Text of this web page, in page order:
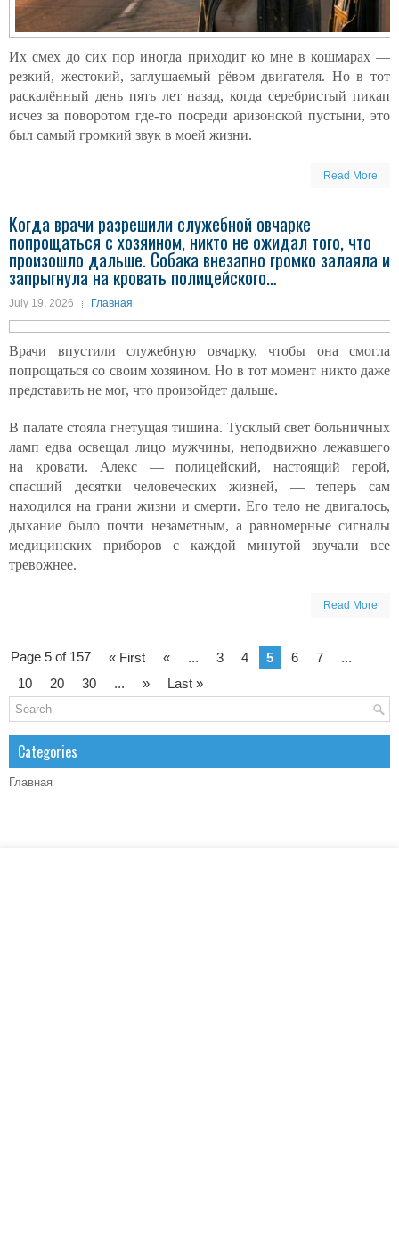
Их смех до сих пор иногда приходит ко мне в кошмарах —
резкий, жестокий, заглушаемый рёвом двигателя. Но в тот
раскалённый день пять лет назад, когда серебристый пикап
исчез за поворотом где-то посреди аризонской пустыни, это
был самый громкий звук в моей жизни.
Read More
Когда врачи разрешили служебной овчарке
попрощаться с хозяином, никто не ожидал того, что
произошло дальше. Собака внезапно громко залаяла и
запрыгнула на кровать полицейского…
July 19, 2026 Главная
Врачи впустили служебную овчарку, чтобы она смогла
попрощаться со своим хозяином. Но в тот момент никто даже
представить не мог, что произойдет дальше.
В палате стояла гнетущая тишина. Тусклый свет больничных
ламп едва освещал лицо мужчины, неподвижно лежавшего
на кровати. Алекс — полицейский, настоящий герой,
спасший десятки человеческих жизней, — теперь сам
находился на грани жизни и смерти. Его тело не двигалось,
дыхание было почти незаметным, а равномерные сигналы
медицинских приборов с каждой минутой звучали все
тревожнее.
Read More
Page 5 of 157 « First « ... 3 4 5 6 7
...
10
20 30 ... » Last »
Categories
Главная